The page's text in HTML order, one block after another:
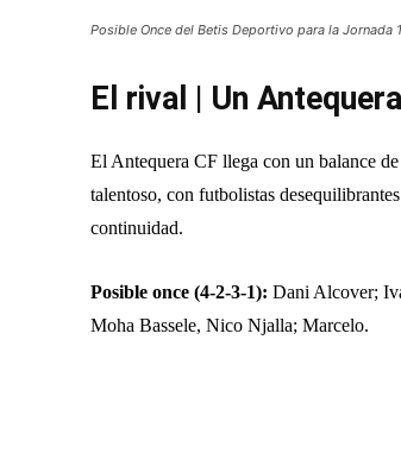
Posible Once del Betis Deportivo para la Jornada
El rival | Un
El Antequera CF llega con un balance de
talentoso, con futbolistas
continuidad.
Posible once (4-2-3-1): Dani Alcover;
Moha Bassele, Nico Njalla; Marcelo.